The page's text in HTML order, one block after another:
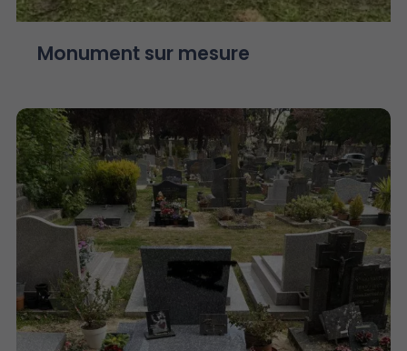
Monument sur mesure